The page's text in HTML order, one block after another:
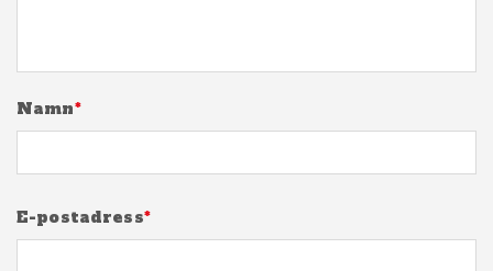
Namn*
E-postadress*